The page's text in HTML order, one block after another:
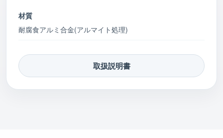
材質
耐腐食アルミ合金(アルマイト処理)
取扱説明書